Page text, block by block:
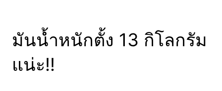
มันน้ำหนักตั้ง 13 กิโลกรัม
แน่ะ!!